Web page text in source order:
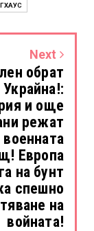
Next
обрат
и още
режат
военната
Европа
на бунт
спешно
на
войната!